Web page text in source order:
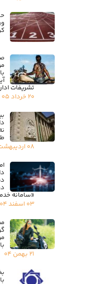
تشریفات
۲۰ خرداد ۰۵
۰۸ اردیبهشت ۰۵
«سامانه
۰۳ اسفند ۰۴
۲۱ بهمن ۰۴